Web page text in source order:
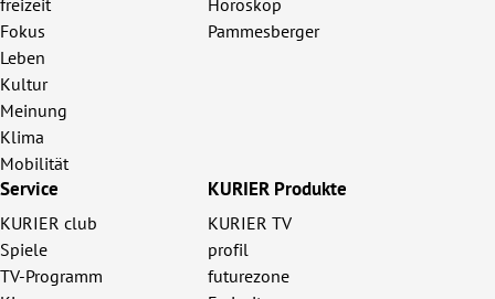
freizeit
Fokus
Leben
Kultur
Meinung
Klima
Mobilität
Horoskop
Pammesberger
Service
KURIER club
Spiele
TV-Programm
KURIER Produkte
KURIER TV
profil
futurezone